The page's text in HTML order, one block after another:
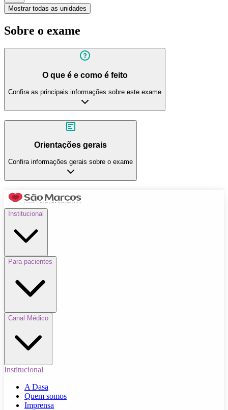
Mostrar todas as unidades
Sobre o exame
O que é e como é feito
Confira as principais informações sobre este exame
Orientações gerais
Confira informações gerais sobre o exame
Institucional
Para pacientes
Canal Médico
Institucional
A Dasa
Quem somos
Imprensa